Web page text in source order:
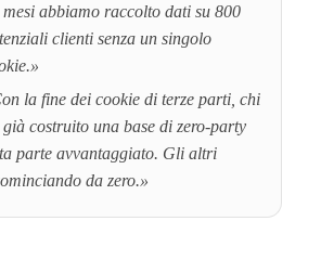
mesi abbiamo raccolto dati su 800
clienti senza un singolo
la fine dei cookie di terze parti, chi
già costruito una base di zero-party
parte avvantaggiato. Gli altri
da zero.»